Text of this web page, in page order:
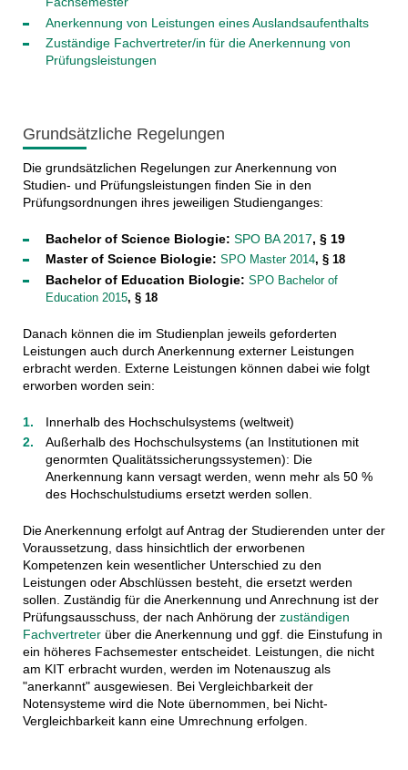
Anerkennung von Leistungen eines Auslandsaufenthalts
Zuständige Fachvertreter/in für die Anerkennung von
Prüfungsleistungen
Grundsätzliche Regelungen
Die grundsätzlichen Regelungen zur Anerkennung von
Studien- und Prüfungsleistungen finden Sie in den
Prüfungsordnungen ihres jeweiligen Studienganges:
Bachelor of Science Biologie: SPO BA 2017, § 19
Master of Science Biologie: SPO Master 2014, § 18
Bachelor of Education Biologie: SPO Bachelor of
Education 2015, § 18
Danach können die im Studienplan jeweils geforderten
Leistungen auch durch Anerkennung externer Leistungen
erbracht werden. Externe Leistungen können dabei wie folgt
erworben worden sein:
Innerhalb des Hochschulsystems (weltweit)
Außerhalb des Hochschulsystems (an Institutionen mit
genormten Qualitätssicherungssystemen): Die
Anerkennung kann versagt werden, wenn mehr als 50 %
des Hochschulstudiums ersetzt werden sollen.
Die Anerkennung erfolgt auf Antrag der Studierenden unter der
Voraussetzung, dass hinsichtlich der erworbenen
Kompetenzen kein wesentlicher Unterschied zu den
Leistungen oder Abschlüssen besteht, die ersetzt werden
sollen. Zuständig für die Anerkennung und Anrechnung ist der
Prüfungsausschuss, der nach Anhörung der zuständigen
Fachvertreterüber die Anerkennung und ggf. die Einstufung in
ein höheres Fachsemester entscheidet. Leistungen, die nicht
am KIT erbracht wurden, werden im Notenauszug als
"anerkannt" ausgewiesen. Bei Vergleichbarkeit der
Notensysteme wird die Note übernommen, bei Nicht-
Vergleichbarkeit kann eine Umrechnung erfolgen.